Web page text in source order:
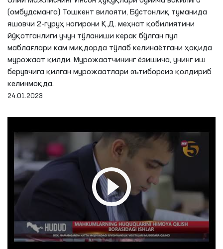
(омбудсманга) Тошкент вилояти, Бўстонлиқ туманида
яшовчи 2-гуруҳ ногирони Қ.Д. меҳнат қобилиятини
йўқотганлиги учун тўланиши керак бўлган пул
маблағлари кам миқдорда тўлаб келинаётгани ҳақида
мурожаат қилди. Мурожаатчининг ёзишича, унинг иш
берувчига қилган мурожаатлари эътиборсиз қолдириб
келинмоқда.
24.01.2023